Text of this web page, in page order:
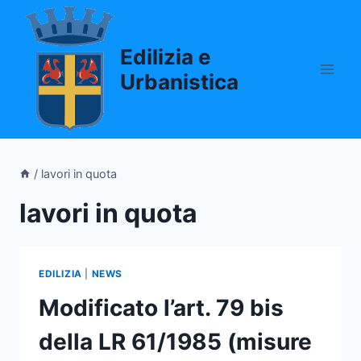
Salta
contenuto
Edilizia e
Urbanistica
/ lavori in quota
lavori in quota
EDILIZIA NEWS
Modificato l’art. 79 bis
della LR 61/1985 (misure